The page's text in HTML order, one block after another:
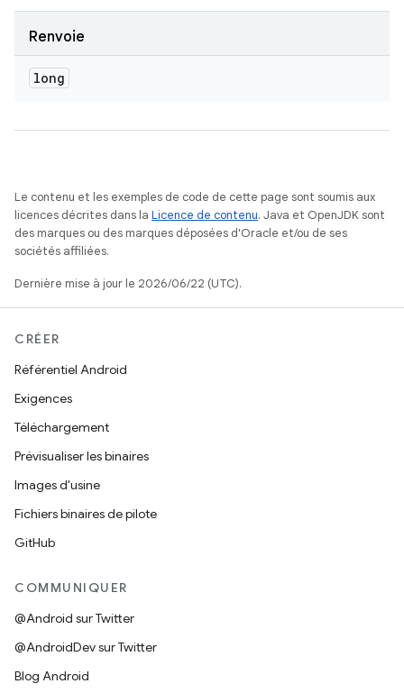
Renvoie
long
Le contenu et les exemples de code de cette page sont soumis aux
licences décrites dans la Licence de contenu. Java et OpenJDK sont
des marques ou des marques déposées d'Oracle et/ou de ses
sociétés affiliées.
Dernière mise à jour le 2026/06/22 (UTC).
CRÉER
Référentiel Android
Exigences
Téléchargement
Prévisualiser les binaires
Images d'usine
Fichiers binaires de pilote
GitHub
COMMUNIQUER
@Android sur Twitter
@AndroidDev sur Twitter
Blog Android